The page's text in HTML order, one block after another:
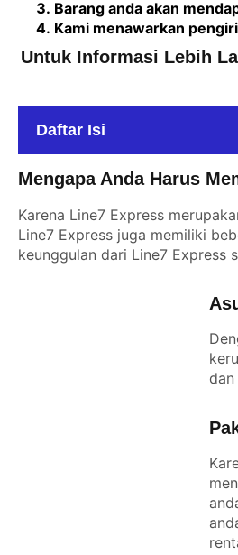
Barang anda akan
Kami menawarkan
Untuk Informasi Lebih
Daftar Isi
Mengapa Anda Harus
Karena Line7 Express
Line7 Express juga memiliki
keunggulan dari Line7 Express